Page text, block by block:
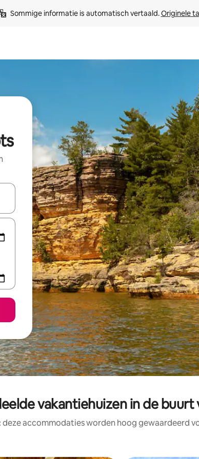
Sommige informatie is automatisch vertaald. Originele
keuze met je de pijltjestoetsen omhoog en omlaag, óf
vakantiehuizen in de buurt
deze accommodaties worden hoog gewaardeerd